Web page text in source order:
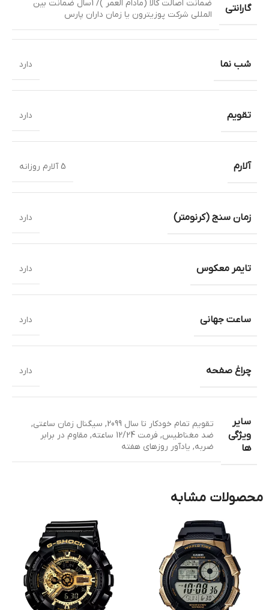
گارانتی
ضمانت اصالت کالا (مادام العمر )/ 1سال ضمانت بین
المللی شرکت پوزیترون یا زمان داران پارس
شب نما دارد
تقویم دارد
آلارم 5 آلارم روزانه
زمان سنج (کرنومتر) دارد
تایمر معکوس دارد
ساعت جهانی دارد
چراغ صفحه دارد
سایر
ویژگی
ها
تقویم تمام خودکار تا سال 2099 , سیگنال زمان ساعتی,
ضد مغناطیس, فرمت 12/24 ساعته , مقاوم در برابر
ضربه, یادآور روزهای هفته
محصولات مشابه